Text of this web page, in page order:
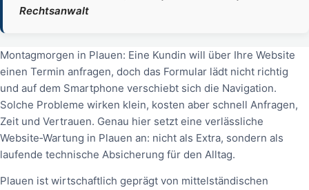
Rechtsanwalt
Montagmorgen in Plauen: Eine Kundin will über Ihre Website
einen Termin anfragen, doch das Formular lädt nicht richtig
und auf dem Smartphone verschiebt sich die Navigation.
Solche Probleme wirken klein, kosten aber schnell Anfragen,
Zeit und Vertrauen. Genau hier setzt eine verlässliche
Website‑Wartung in Plauen an: nicht als Extra, sondern als
laufende technische Absicherung für den Alltag.
Plauen ist wirtschaftlich geprägt von mittelständischen